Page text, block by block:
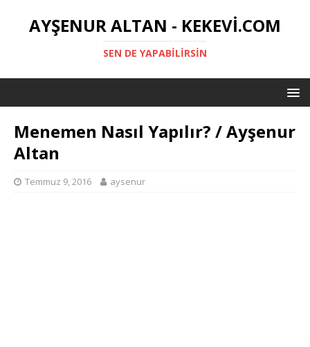
AYŞENUR ALTAN - KEKEVI.COM
SEN DE YAPABILIRSIN
Menemen Nasıl Yapılır? / Ayşenur
Altan
Temmuz 9, 2016 aysenur